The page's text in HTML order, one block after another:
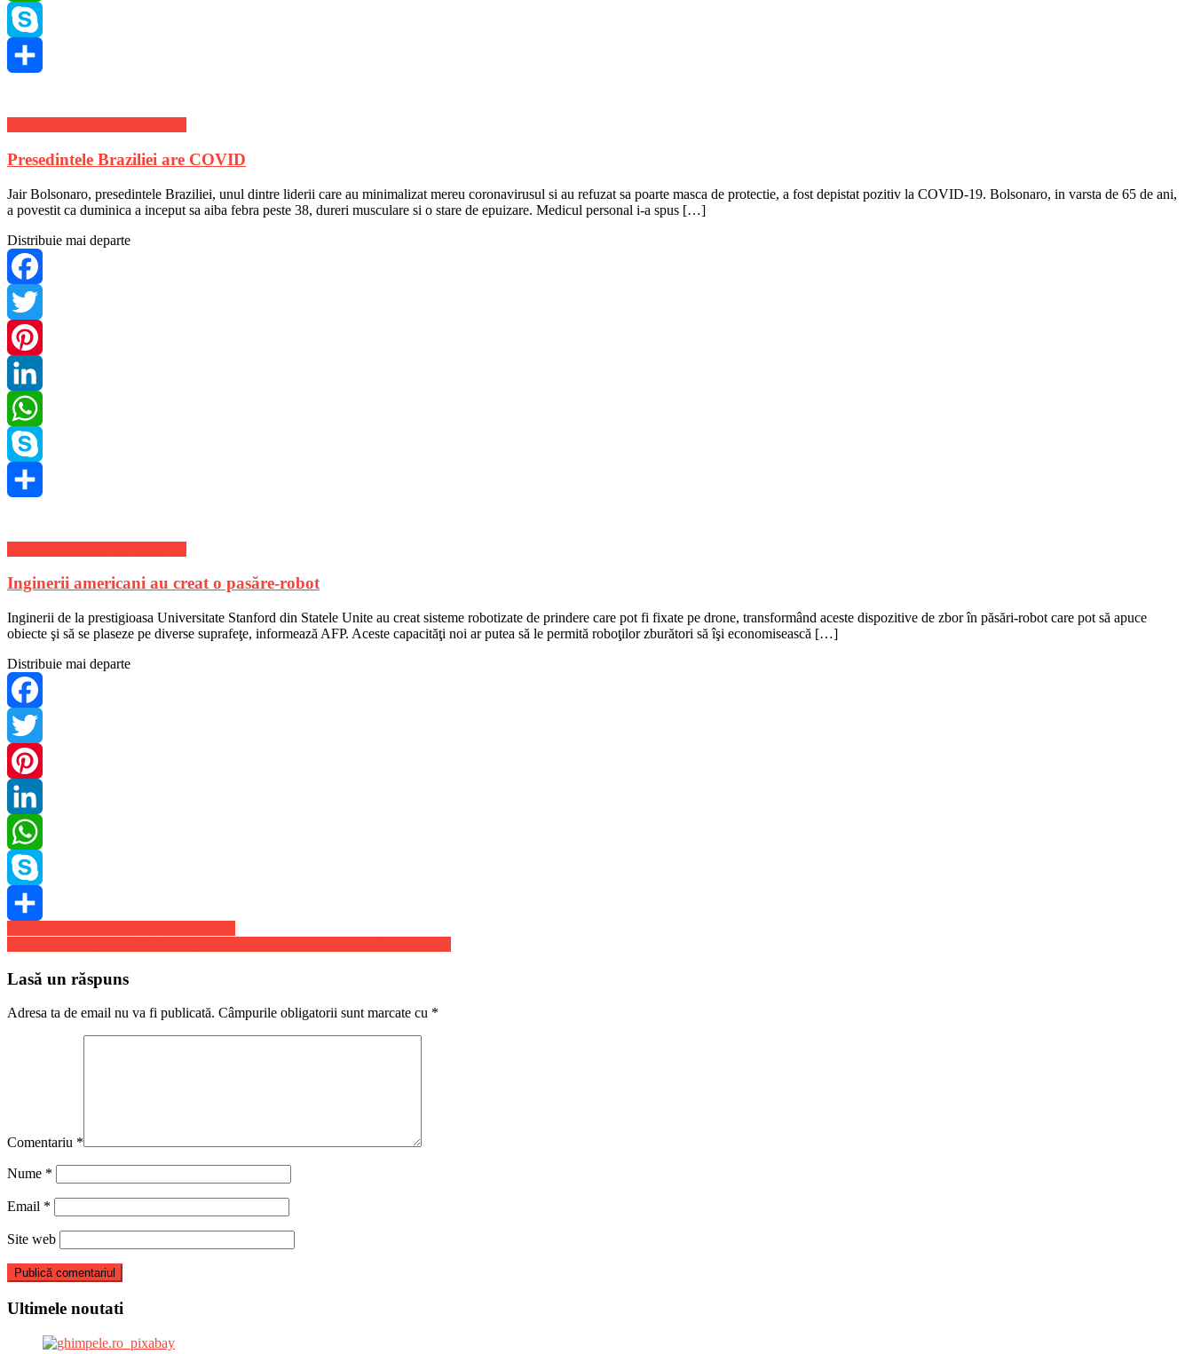
WhatsApp
Skype
Presedintele Braziliei are COVID
Jair Bolsonaro, presedintele Braziliei, unul dintre liderii care au minimalizat mereu coronavirusul si au refuzat sa poarte masca de protectie, a fost depistat pozitiv la COVID-19. Bolsonaro, in varsta de 65 de ani,
a povestit ca duminica a inceput sa aiba febra peste 38, dureri musculare si o stare de epuizare. Medicul personal i-a spus […]
Distribuie mai departe
Facebook
Twitter
Pinterest
LinkedIn
WhatsApp
Skype
Inginerii americani au creat o pasăre-robot
Inginerii de la prestigioasa Universitate Stanford din Statele Unite au creat sisteme robotizate de prindere care pot fi fixate pe drone, transformând aceste dispozitive de zbor în păsări-robot care pot să apuce
obiecte şi să se plaseze pe diverse suprafeţe, informează AFP. Aceste capacităţi noi ar putea să le permită roboţilor zburători să îşi economisească […]
Distribuie mai departe
Facebook
Twitter
Pinterest
LinkedIn
WhatsApp
Skype
Share
Navigare
în
articole
Lasă un răspuns
Adresa ta de email nu va fi publicată. Câmpurile obligatorii sunt marcate cu *
Comentariu *
Nume *
Email *
Site web
Ultimele noutati